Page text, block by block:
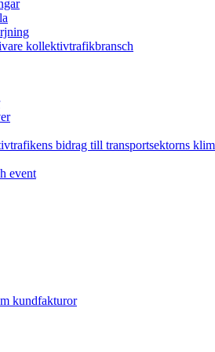
kollektivtrafik­bransch
bidrag till transportsektorns
event
kundfakturor